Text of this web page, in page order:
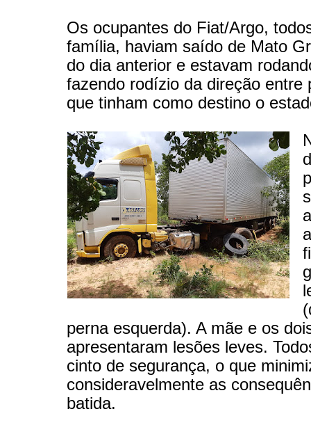
Os ocupantes do Fiat/Argo,
família, haviam saído de Mato
do dia anterior e estavam
fazendo rodízio da direção entre
que tinham como destino o
perna esquerda). A mãe e os
apresentaram lesões leves.
cinto de segurança, o que
consideravelmente as
batida.